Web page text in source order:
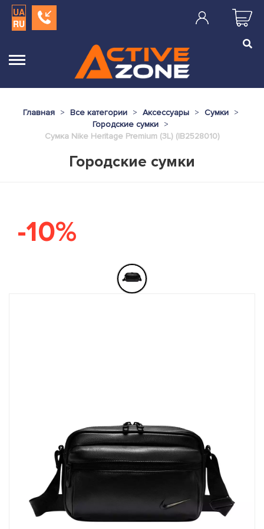
UA
RU
Главная Все категории Аксессуары
Сумки
Городские сумки
Сумка Nike Heritage Premium (3L) (IB2528010)
Городские сумки
-10%